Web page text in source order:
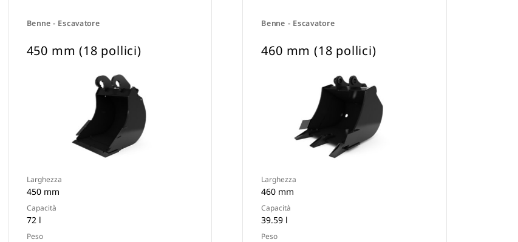
Benne - Escavatore
450 mm (18 pollici)
Larghezza
450 mm
Capacità
72 l
Peso
Benne - Escavatore
460 mm (18 pollici)
Larghezza
460 mm
Capacità
39.59 l
Peso